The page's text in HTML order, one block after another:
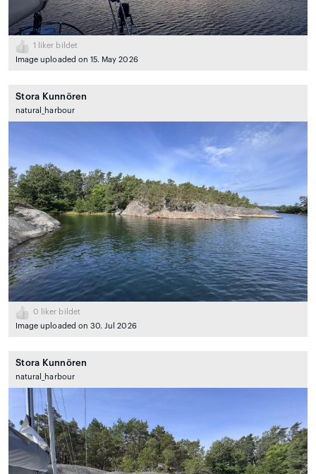
1
liker bildet
Image uploaded on 15. May 2026
Stora Kunnören
natural_harbour
0 liker bildet
Image uploaded on 30. Jul 2026
Stora Kunnören
natural_harbour